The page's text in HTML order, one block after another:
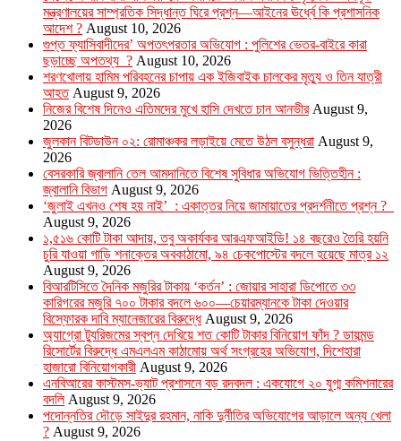
মন্ত্রণালয়ের সাম্প্রতিক সিদ্ধান্ত ঘিরে প্রশ্ন—আইনের ঊর্ধ্বে কি প্রশাসনিক
আদেশ ? August 10, 2026
গুপ্ত ফ্যাসিবাদীদের’ অপতৎপরতার অভিযোগ : পুলিশের ভেতর-বাইরে কারা
ছড়াচ্ছে অপতথ্য ? August 10, 2026
শরণখোলায় হামিম পরিবহনের চাপায় এক ইজিবাইক চালকের মৃত্যু ও তিন যাত্রী
আহত August 9, 2026
নিজের বিশেষ দিনেও এতিমদের মুখে হাসি দেখতে চান আনভীর August 9,
2026
জুলকান বিটডাউন ০২: রোমাঞ্চকর লড়াইয়ে মেতে উঠল বসুন্ধরা August 9,
2026
বেসরকারি জ্বালানি তেল আমদানিতে বিশেষ সুবিধার অভিযোগ ভিত্তিহীন :
জ্বালানি বিভাগ August 9, 2026
‘জুলাই এখনও শেষ হয় নাই’ : একাত্তর নিয়ে জামায়াতের প্রদর্শনীতে প্রশ্ন ?
August 9, 2026
১,৫১৬ কোটি টাকা আদায়, তবু অকার্যকর আরএফআইডি! ১৪ বছরেও তৈরি হয়নি
চুরি যাওয়া গাড়ি শনাক্তের অবকাঠামো, ৯৪ চেকপোস্টের বদলে হয়েছে মাত্র ১২
August 9, 2026
বিআরটিসিতে দৈনিক মজুরির টাকায় ‘কর্তন’ : জোয়ার সাহারা ডিপোতে ৩৩
কারিগরের মজুরি ৭০০ টাকার বদলে ৬০০—চেয়ারম্যানকে টাকা দেওয়ার
বিস্ফোরক দাবি ম্যানেজারের বিরুদ্ধে August 9, 2026
অ্যাগ্রো ট্যুরিজমের স্বপ্ন দেখিয়ে শত কোটি টাকার বিনিয়োগ ফাঁদ ? ডায়মন্ড
রিসোর্টের বিরুদ্ধে এমএলএম কাঠামোয় অর্থ সংগ্রহের অভিযোগ, দিশেহারা
হাজারো বিনিয়োগকারী August 9, 2026
এনবিআরের কাস্টমস-ভ্যাট প্রশাসনে বড় রদবদল : একযোগে ২০ যুগ্ম কমিশনারের
বদলি August 9, 2026
পদোন্নতির দৌড়ে সাইদুর রহমান, নাকি দুর্নীতির অভিযোগের আড়ালে অন্য খেলা
? August 9, 2026